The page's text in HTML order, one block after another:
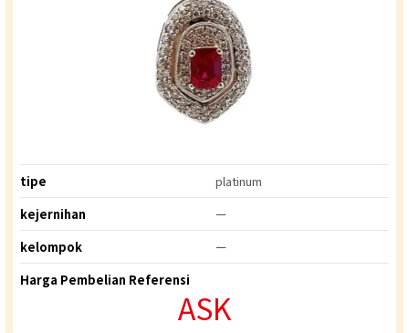
tipe
platinum
kejernihan
ー
kelompok
ー
Harga Pembelian Referensi
ASK